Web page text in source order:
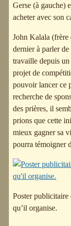
Gerse (à gauche)
acheter avec son
John Kalala
dernier à parler
travaille depuis
projet de
pouvoir lancer ce
recherche de
des prières, il
prions que cette
mieux gagner sa
pourra témoigner
Poster publicitaire
qu’il organise.